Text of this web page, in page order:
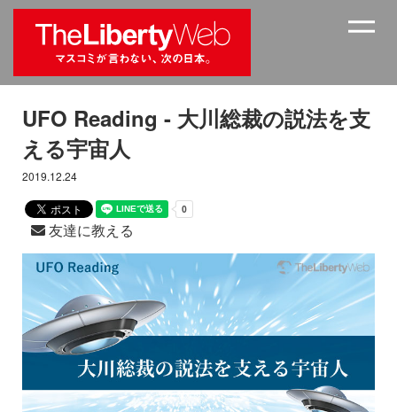
UFO Reading - 大川総裁の説法を支
える宇宙人
2019.12.24
友達に教える